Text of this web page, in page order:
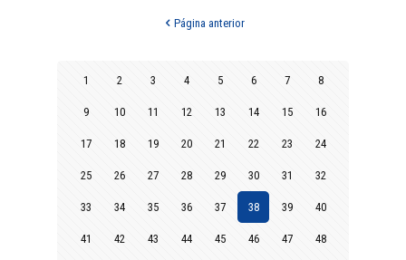
Página anterior
1 2 3 4 5 6 7 8
9 10 11 12 13 14 15 16
17 18 19 20 21 22 23 24
25 26 27 28 29 30 31 32
33 34 35 36 37 38 39 40
41 42 43 44 45 46 47 48